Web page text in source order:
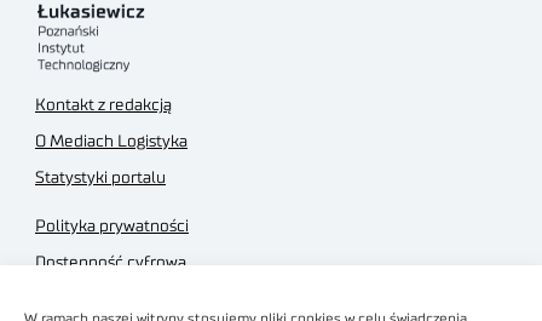
Kontakt z redakcją
O Mediach Logistyka
Statystyki portalu
Polityka prywatności
Dostępność cyfrowa